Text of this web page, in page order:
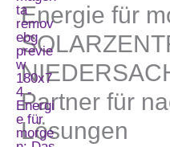
Energie für
Partner für
Lösungen